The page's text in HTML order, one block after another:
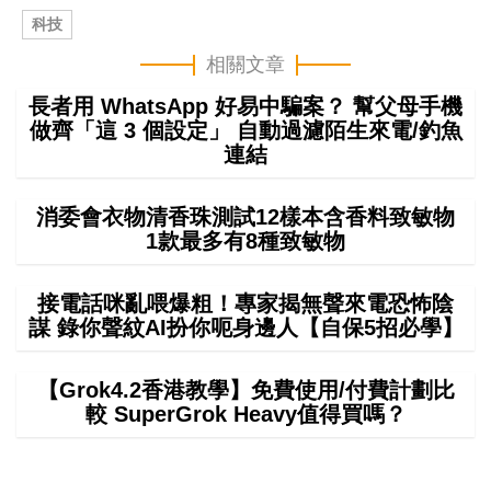
科技
相關文章
長者用 WhatsApp 好易中騙案？ 幫父母手機
做齊「這 3 個設定」 自動過濾陌生來電/釣魚
連結
消委會衣物清香珠測試12樣本含香料致敏物
1款最多有8種致敏物
接電話咪亂喂爆粗！專家揭無聲來電恐怖陰
謀 錄你聲紋AI扮你呃身邊人【自保5招必學】
【Grok4.2香港教學】免費使用/付費計劃比
較 SuperGrok Heavy值得買嗎？